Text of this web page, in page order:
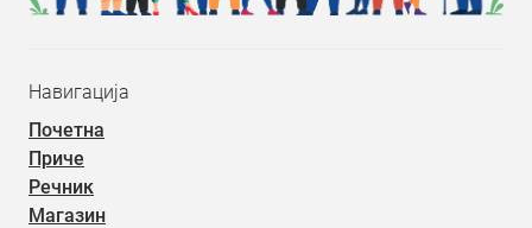
Навигација
Почетна
Приче
Речник
Магазин